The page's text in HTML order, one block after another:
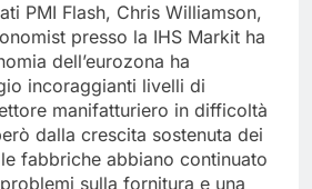
PMI Flash, Chris Williamson,
presso la IHS Markit ha
dell’eurozona ha
incoraggianti livelli di
manifatturiero in difficoltà
dalla crescita sostenuta dei
fabbriche abbiano continuato
sulla fornitura e una